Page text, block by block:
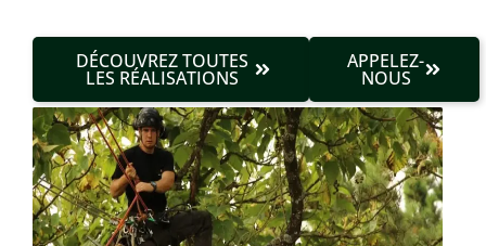
DÉCOUVREZ TOUTES
LES RÉALISATIONS
APPELEZ-
NOUS